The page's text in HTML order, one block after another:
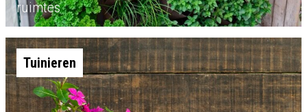
ruimtes
Tuinieren